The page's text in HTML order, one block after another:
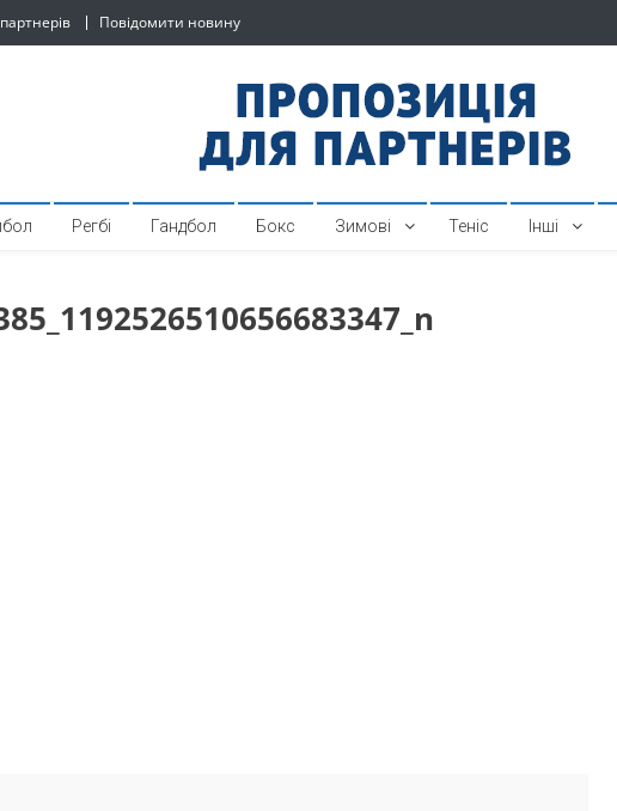
Повідомити новину
спортивний інтернет-портал
Регбі Гандбол Бокс Зимові Теніс Інші